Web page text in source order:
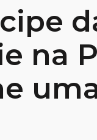
na